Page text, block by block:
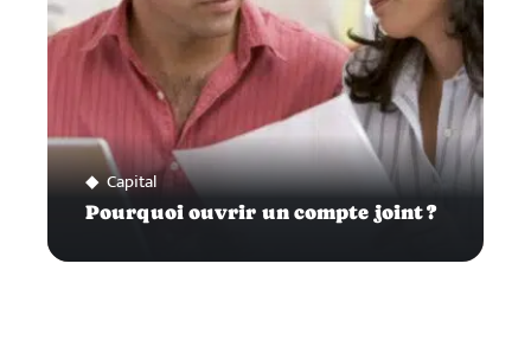
Capital
Pourquoi ouvrir un compte joint ?